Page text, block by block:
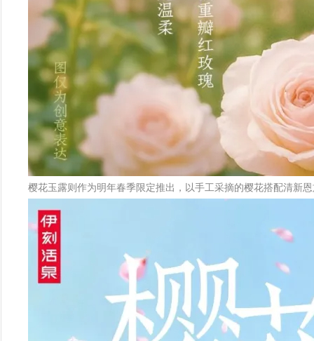
樱花玉露则作为明年春季限定推出，以手工采摘的樱花搭配清新